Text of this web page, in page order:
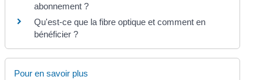
abonnement ?
Qu'est-ce que la fibre optique et comment en
bénéficier ?
Pour en savoir plus